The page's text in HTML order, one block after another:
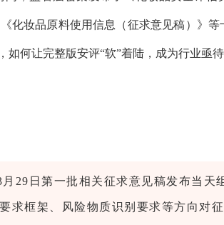
化妆品原料使用信息（征求意见稿）》
何让完整版安评“软”着陆，成为行业亟待
29日第一批相关征求意见稿发布当天
求框架、风险物质识别要求等方向对